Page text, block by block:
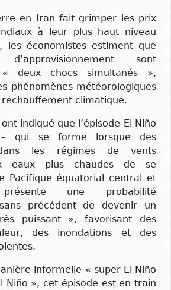
en Iran fait grimper les prix
à leur plus haut niveau
les économistes estiment que
sont
deux chocs simultanés »,
phénomènes météorologiques
climatique.
indiqué que l’épisode El Niño
– qui se forme lorsque des
dans les régimes de vents
eaux plus chaudes de se
Pacifique équatorial central et
une probabilité
précédent de devenir un
puissant », favorisant des
des inondations et des
informelle « super El Niño
Niño », cet épisode est en train